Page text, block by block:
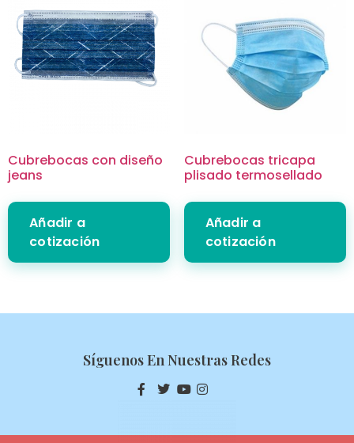
Cubrebocas con diseño
jeans
Añadir a
cotización
Cubrebocas tricapa
plisado termosellado
Añadir a
cotización
Síguenos En Nuestras Redes